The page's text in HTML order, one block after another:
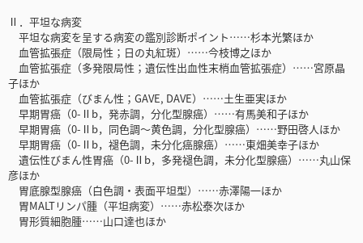
Ⅱ．平坦な病変
平坦な病変を呈する病変の鑑別診断ポイント……杉本光繁ほか
血管拡張症（限局性；日の丸紅斑）……今枝博之ほか
血管拡張症（多発限局性；遺伝性出血性末梢血管拡張症）……宮原晶
子ほか
血管拡張症（びまん性；GAVE, DAVE）……土生亜実ほか
早期胃癌（0-Ⅱb，発赤調，分化型腺癌）……有馬美和子ほか
早期胃癌（0-Ⅱb，同色調～黄色調，分化型腺癌）……野田啓人ほか
早期胃癌（0-Ⅱb，褪色調，未分化癌腺癌）……東畑美幸子ほか
遺伝性びまん性胃癌（0-Ⅱb，多発褪色調，未分化型腺癌）……丸山保
彦ほか
胃底腺型腺癌（白色調・表面平坦型）……赤澤陽一ほか
胃MALTリンパ腫（平坦病変）……赤松泰次ほか
胃形質細胞腫……山口達也ほか